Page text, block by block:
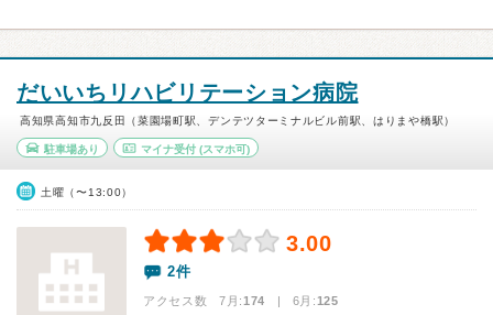
だいいちリハビリテーション病院
高知県高知市九反田（菜園場町駅、デンテツターミナルビル前駅、はりまや橋駅）
駐車場あり マイナ受付(スマホ可)
土曜（〜13:00）
3.00
2件
アクセス数 7月:174 | 6月:125